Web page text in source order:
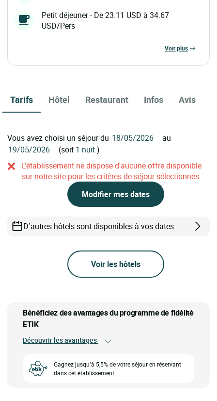
Petit déjeuner - De 23.11 USD à 34.67
USD/Pers
voir plus
Tarifs Hôtel Restaurant Infos Avis
Vous avez choisi un séjour du
au
(soit 1 nuit)
L'établissement ne dispose d'aucune offre disponible
sur notre site pour les critères de séjour sélectionnés
Modifier mes dates
D’autres hôtels sont disponibles à vos dates
Voir les hôtels
Bénéficiez des avantages du programme de fidélité
ETIK
Découvrir les avantages
Gagnez jusqu’à 5,5% de votre séjour en réservant
dans cet établissement.